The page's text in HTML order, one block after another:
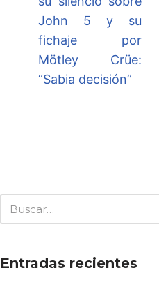
John 5 y su
fichaje por
Mötley Crüe:
“Sabia decisión”
Entradas recientes